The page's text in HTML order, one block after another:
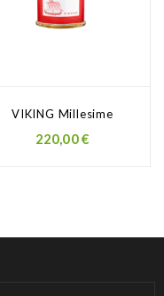
VIKING Millesime
Prezzo
220,00 €